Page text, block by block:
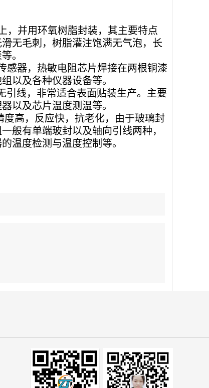
，并用环氧树脂封装，其主要特点
无毛刺，树脂灌注饱满无气泡，长
。
感器，热敏电阻芯片焊接在两根铜漆
以及各种仪器设备等。
线，非常适合表面贴装生产。主要
以及芯片温度测温等。
高，反应快，抗老化，由于玻璃封
般有单端玻封以及轴向引线两种，
温度检测与温度控制等。